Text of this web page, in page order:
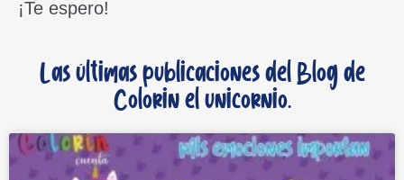
¡Te espero!
Las últimas publicaciones del Blog de
Colorin el unicornio.